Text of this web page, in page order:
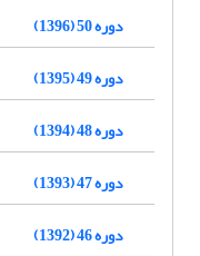
دوره 50 (1396)
دوره 49 (1395)
دوره 48 (1394)
دوره 47 (1393)
دوره 46 (1392)